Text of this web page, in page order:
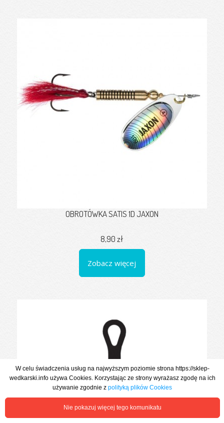
OBROTÓWKA SATIS 1D JAXON
8,90 zł
Zobacz więcej
W celu świadczenia usług na najwyższym poziomie strona https://sklep-
wedkarski.info używa Cookies. Korzystając ze strony wyrażasz zgodę na ich
używanie zgodnie zpolityką plików Cookies
Nie pokazuj więcej tego komunikatu